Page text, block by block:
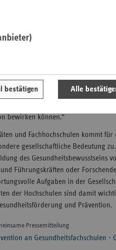
bestätigen Alle
Zu den Aufgaben der
mit Studierenden bietet die
Thüringen, „Studierenden
bewirken können.“
und Fachhochschulen kommt
gesellschaftliche Bedeutung
des
und Führungskräften oder
Aufgaben in der
der Hochschulen sind damit
und Prävention.
Pressemitteilung
an Gesundheitsfachschulen -